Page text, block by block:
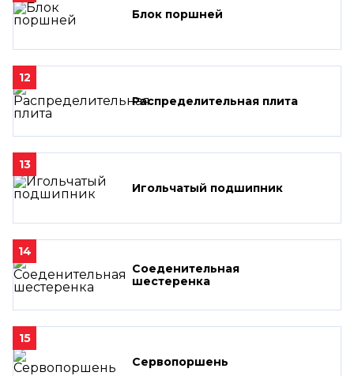
Блок поршней
12
Распределительная плита
13
Игольчатый подшипник
14
Соеденительная
шестеренка
15
Сервопоршень